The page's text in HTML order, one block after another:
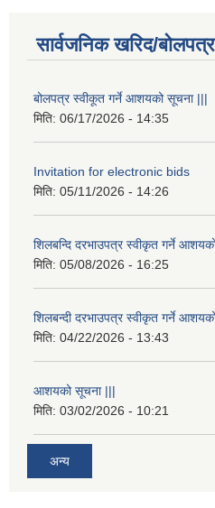
सार्वजनिक खरिद/
बोलपत्र स्वीकूत गर्ने आशयको सूचना |||
मिति: 06/17/2026 - 14:35
Invitation for electronic bids
मिति: 05/11/2026 - 14:26
शिलबन्दि दरभाउपत्र स्वीकृत गर्ने
मिति: 05/08/2026 - 16:25
शिलबन्दी दरभाउपत्र स्वीकृत गर्ने
मिति: 04/22/2026 - 13:43
आशयको सूचना |||
मिति: 03/02/2026 - 10:21
अन्य